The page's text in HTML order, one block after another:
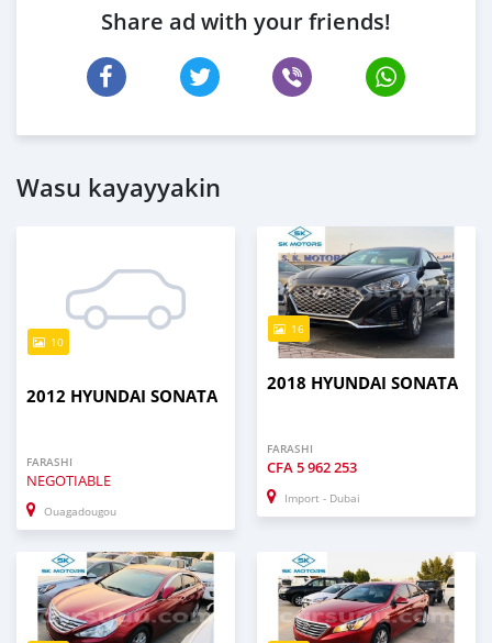
Share ad with your friends!
Wasu kayayyakin
10
2012 HYUNDAI SONATA
FARASHI
NEGOTIABLE
Ouagadougou
16
2018 HYUNDAI SONATA
FARASHI
CFA5 962 253
Import - Dubai